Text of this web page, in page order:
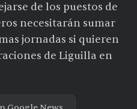
de los puestos de
necesitarán sumar
jornadas si quieren
de Liguilla en